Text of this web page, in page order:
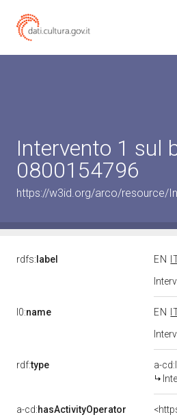
Intervento 1 sul
0800154796
https://w3id.org/arco/resource/
rdfs: label EN
l0:name EN
rdf:type
a-
a-cd:hasActivityOperator